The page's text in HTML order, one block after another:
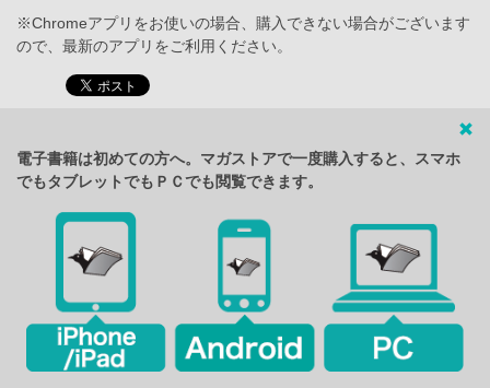
※Chromeアプリをお使いの場合、購入できない場合がございます
ので、最新のアプリをご利用ください。
電子書籍は初めての方へ。マガストアで一度購入すると、スマホ
でもタブレットでもＰＣでも閲覧できます。